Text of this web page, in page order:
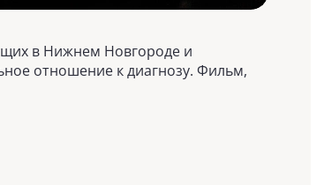
в Нижнем Новгороде и
отношение к диагнозу. Фильм,